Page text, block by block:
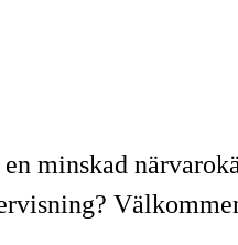
minskad